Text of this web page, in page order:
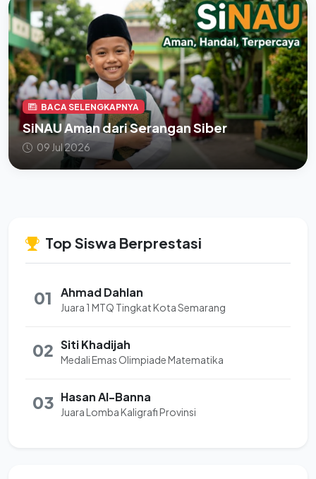
BACA SELENGKAPNYA
SiNAU Aman dari Serangan Siber
09 Jul 2026
Top Siswa Berprestasi
01 Ahmad Dahlan
Juara 1 MTQ Tingkat Kota Semarang
02 Siti Khadijah
Medali Emas Olimpiade Matematika
03 Hasan Al-Banna
Juara Lomba Kaligrafi Provinsi